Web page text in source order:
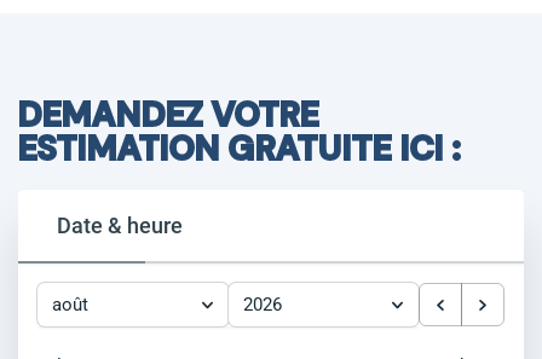
DEMANDEZ VOTRE
ESTIMATION GRATUITE ICI :
Date & heure
août 2026